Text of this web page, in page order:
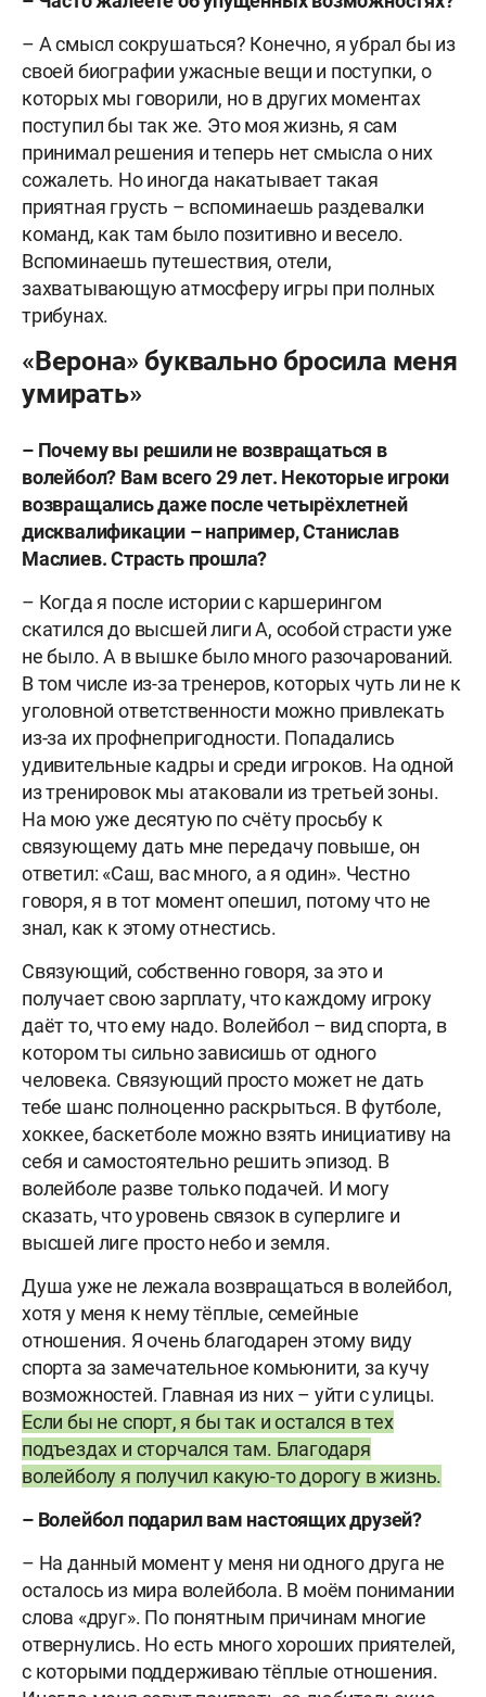
– А смысл сокрушаться? Конечно, я убрал бы из
своей биографии ужасные вещи и поступки, о
которых мы говорили, но в других моментах
поступил бы так же. Это моя жизнь, я сам
принимал решения и теперь нет смысла о них
сожалеть. Но иногда накатывает такая
приятная грусть – вспоминаешь раздевалки
команд, как там было позитивно и весело.
Вспоминаешь путешествия, отели,
захватывающую атмосферу игры при полных
трибунах.
«Верона» буквально бросила меня
умирать»
– Почему вы решили не возвращаться в
волейбол? Вам всего 29 лет. Некоторые игроки
возвращались даже после четырёхлетней
дисквалификации – например, Станислав
Маслиев. Страсть прошла?
– Когда я после истории с каршерингом
скатился до высшей лиги А, особой страсти уже
не было. А в вышке было много разочарований.
В том числе из-за тренеров, которых чуть ли не к
уголовной ответственности можно привлекать
из-за их профнепригодности. Попадались
удивительные кадры и среди игроков. На одной
из тренировок мы атаковали из третьей зоны.
На мою уже десятую по счёту просьбу к
связующему дать мне передачу повыше, он
ответил: «Саш, вас много, а я один». Честно
говоря, я в тот момент опешил, потому что не
знал, как к этому отнестись.
Связующий, собственно говоря, за это и
получает свою зарплату, что каждому игроку
даёт то, что ему надо. Волейбол – вид спорта, в
котором ты сильно зависишь от одного
человека. Связующий просто может не дать
тебе шанс полноценно раскрыться. В футболе,
хоккее, баскетболе можно взять инициативу на
себя и самостоятельно решить эпизод. В
волейболе разве только подачей. И могу
сказать, что уровень связок в суперлиге и
высшей лиге просто небо и земля.
Душа уже не лежала возвращаться в волейбол,
хотя у меня к нему тёплые, семейные
отношения. Я очень благодарен этому виду
спорта за замечательное комьюнити, за кучу
возможностей. Главная из них – уйти с улицы.
Если бы не спорт, я бы так и остался в тех
подъездах и сторчался там. Благодаря
волейболу я получил какую-то дорогу в жизнь.
– Волейбол подарил вам настоящих друзей?
– На данный момент у меня ни одного друга не
осталось из мира волейбола. В моём понимании
слова «друг». По понятным причинам многие
отвернулись. Но есть много хороших приятелей,
с которыми поддерживаю тёплые отношения.